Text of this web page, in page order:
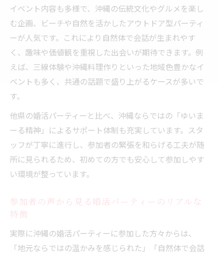
趣味系婚活パーティー参加で価値観の合う
相手探し
婚活パーティーで趣味を通じて深まる親近
感とは
婚活パーティーで価値観重視の出会いを叶える
婚活パーティーで価値観重視の出会いを実
沖縄の婚活パーティー参加者が大切にする
価値観とは
婚活パーティーで価値観を共有できる相手
の見つけ方
価値観重視の婚活パーティーで理想の相手
沖縄婚活パーティーで重視される価値観の
自然と出会う沖縄の婚活イベント活用術
イベント内容も多様で、沖縄の伝統文化やグルメを楽し
む企画、ビーチや自然を活かしたアウトドア型パーティ
ーが人気です。これにより自然体で会話が生まれやす
く、趣味や価値観を重視した出会いが期待できます。例
えば、三線体験や沖縄料理作りといった地域色豊かなイ
ベントも多く、共通の話題で盛り上がるケースが多いで
す。
他県の婚活パーティーと比べ、沖縄ならではの「ゆいま
ーる精神」によるサポート体制も充実しています。スタ
ッフが丁寧に進行し、参加者の緊張を和らげる工夫が随
所に見られるため、初めての方でも安心して参加しやす
い環境が整っています。
参加者の声から見る婚活パーティーのリアルな
特徴
実際に沖縄の婚活パーティーに参加した方々からは、
「地元ならではの温かみを感じられた」「自然体で会話